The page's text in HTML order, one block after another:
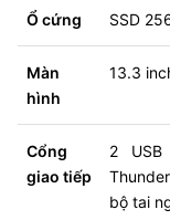
Ổ cứng SSD
Màn
hình
13.3
Cổng
giao tiếp
2
bộ tai